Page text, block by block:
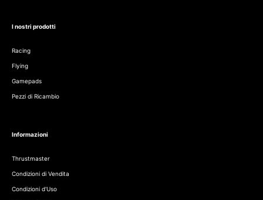
I nostri prodotti
Racing
Flying
Gamepads
Pezzi di Ricambio
Informazioni
Thrustmaster
Condizioni di Vendita
Condizioni d'Uso